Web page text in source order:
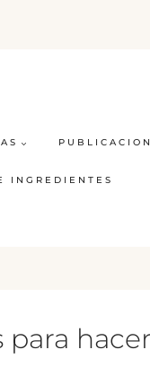
INGREDIENTES
para